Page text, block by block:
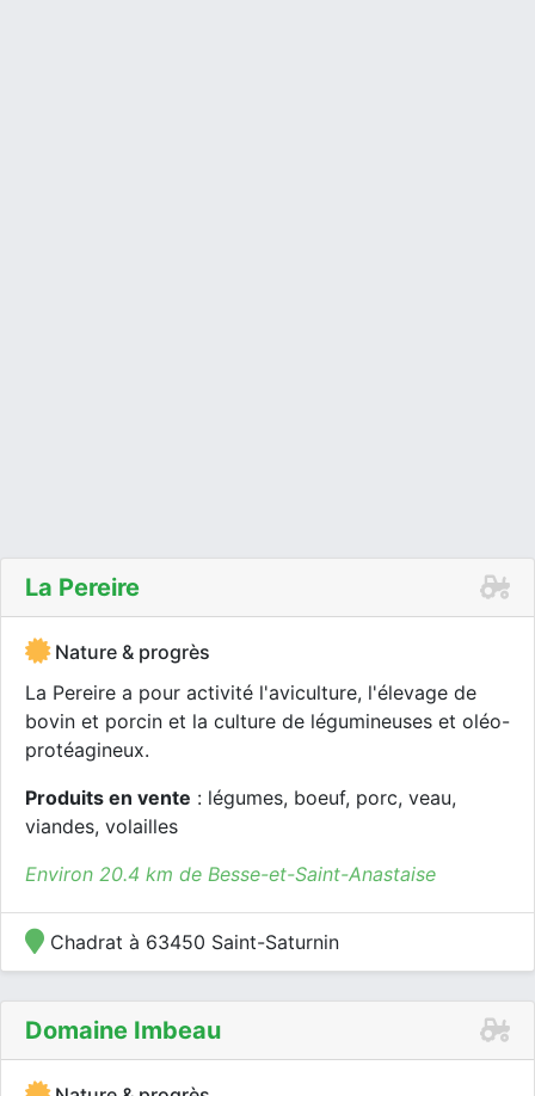
La Pereire
Nature & progrès
La Pereire a pour activité l'aviculture, l'élevage de
bovin et porcin et la culture de légumineuses et oléo-
protéagineux.
Produits en vente : légumes, boeuf, porc, veau,
viandes, volailles
Environ 20.4 km de Besse-et-Saint-Anastaise
Chadrat à 63450 Saint-Saturnin
Domaine Imbeau